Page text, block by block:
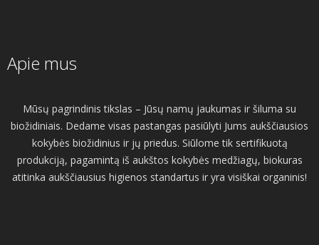
Apie mus
Mūsų pagrindinis tikslas – Jūsų namų jaukumas ir šiluma su
biožidiniais. Dedame visas pastangas pasiūlyti Jums aukščiausios
kokybės biožidinius ir jų priedus. Siūlome tik sertifikuotą
produkciją, pagamintą iš aukštos kokybės medžiagų, biokuras
atitinka aukščiausius higienos standartus ir yra visiškai organinis!